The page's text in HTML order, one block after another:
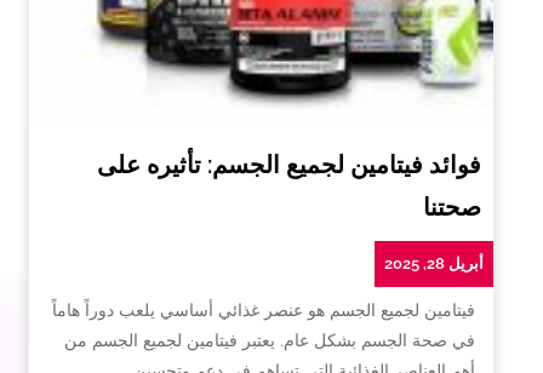
فوائد فيتامين لجميع الجسم: تأثيره على
صحتنا
أبريل 28, 2025
فيتامين لجميع الجسم هو عنصر غذائي أساسي يلعب دوراً هاماً
في صحة الجسم بشكل عام. يعتبر فيتامين لجميع الجسم من